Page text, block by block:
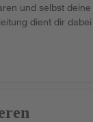
und selbst deine
dient dir dabei